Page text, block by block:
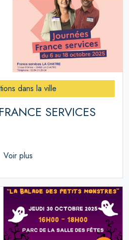
dans la ville
SERVICES
Voir plus